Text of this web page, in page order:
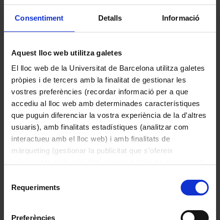
Consentiment Detalls Informació
Aquest lloc web utilitza galetes
El lloc web de la Universitat de Barcelona utilitza galetes
pròpies i de tercers amb la finalitat de gestionar les
vostres preferències (recordar informació per a que
accediu al lloc web amb determinades característiques
que puguin diferenciar la vostra experiència de la d’altres
usuaris), amb finalitats estadístiques (analitzar com
interactueu amb el lloc web) i amb finalitats de
màrqueting (gestionar la publicitat que s’ofereix
consultar laPolítica de galetes del lloc web de la
Requeriments
Preferències
Històric de la UB
Lloc d’origen
Barcelona, Espanya
Localització actual (centre)
Autoria
Rogent, Elies, 1821-1897
Data
1863 - 1893
Drets
L'any 1860 l'arquitecte Elies Rogent va